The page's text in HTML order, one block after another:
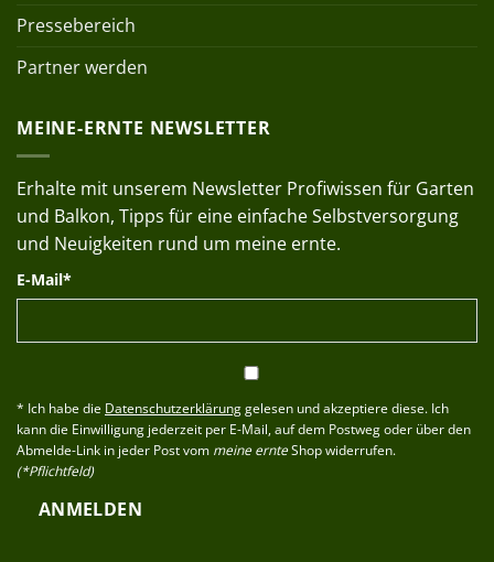
Pressebereich
Partner werden
MEINE-ERNTE NEWSLETTER
Erhalte mit unserem Newsletter Profiwissen für Garten
und Balkon, Tipps für eine einfache Selbstversorgung
und Neuigkeiten rund um meine ernte.
E-Mail*
* Ich habe die Datenschutzerklärunggelesen und akzeptiere diese. Ich
kann die Einwilligung jederzeit per E-Mail, auf dem Postweg oder über den
Abmelde-Link in jeder Post vom meine ernteShop widerrufen.
(*Pflichtfeld)
ANMELDEN